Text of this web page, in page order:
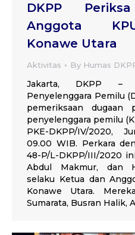
DKPP
Anggota
Konawe Utara
Aktivitas By Humas
Jakarta, DKPP –
Penyelenggara Pemilu
pemeriksaan dugaan
penyelenggara pemilu
PKE-DKPP/IV/2020,
09.00 WIB. Perkara
48-P/L-DKPP/III/2020
Abdul Makmur, dan
selaku Ketua dan
Konawe Utara.
Sumarata, Busran Halik,